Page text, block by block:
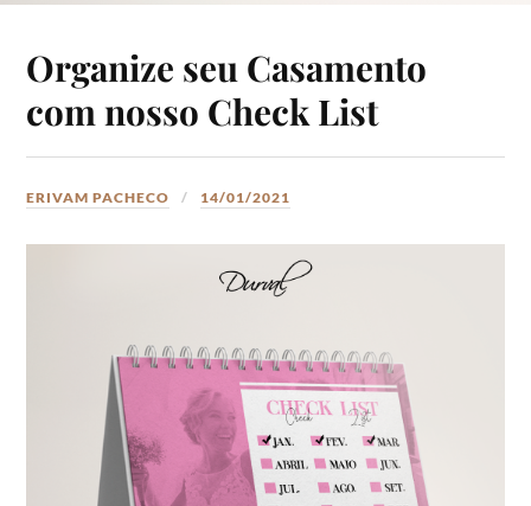
Organize seu Casamento
com nosso Check List
ERIVAM PACHECO 14/01/2021